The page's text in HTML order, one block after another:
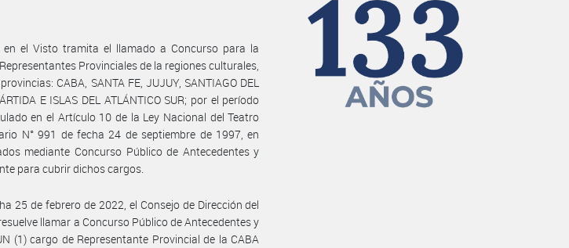
en el Visto tramita el llamado a Concurso para la
Provinciales de la regiones culturales,
CABA, SANTA FE, JUJUY, SANTIAGO DEL
E ISLAS DEL ATLÁNTICO SUR; por el período
en el Artículo 10 de la Ley Nacional del Teatro
N° 991 de fecha 24 de septiembre de 1997, en
mediante Concurso Público de Antecedentes y
para cubrir dichos cargos.
25 de febrero de 2022, el Consejo de Dirección del
llamar a Concurso Público de Antecedentes y
(1) cargo de Representante Provincial de la CABA